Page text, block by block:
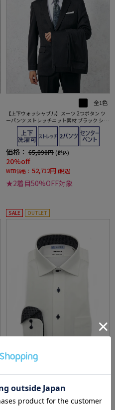
全1色
【上下ウォッシャブル】スーツ 2つボタン ツ
ーパンツ ストレッチニット素材 ブラック シャ
ドウストライプ リッケンバッカー 秋冬
価格： 65,890円 (税込)
20%off
WEB価格： 52,712円 (税込)
★2着目50%OFF対象
SALE OUTLET
【遮熱・UVカット/完全ノーアイロン】Ray bl
ock-レイブロック- 長袖 アイシャツ セミワイド
ストライプ ワイシャツ i-shirt